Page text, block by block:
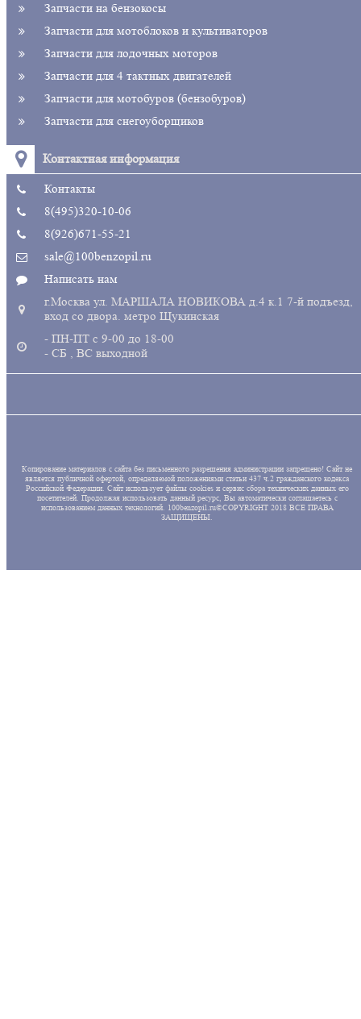
Запчасти на бензокосы
Запчасти для мотоблоков и культиваторов
Запчасти для лодочных моторов
Запчасти для 4 тактных двигателей
Запчасти для мотобуров (бензобуров)
Запчасти для снегоуборщиков
Контактная информация
Контакты
8(495)320-10-06
8(926)671-55-21
sale@100benzopil.ru
Написать нам
г.Москва ул. МАРШАЛА НОВИКОВА д.4 к.1 7-й подъезд,
вход со двора. метро Щукинская
- ПН-ПТ с 9-00 до 18-00
- СБ , ВС выходной
Копирование материалов с сайта без письменного разрешения администрации запрещено! Сайт не
является публичной офертой, определяемой положениями статьи 437 ч.2 гражданского кодекса
Российской Федерации. Сайт использует файлы cookies и сервис сбора технических данных его
посетителей. Продолжая использовать данный ресурс, Вы автоматически соглашаетесь с
использованием данных технологий. 100benzopil.ru©COPYRIGHT 2018 ВСЕ ПРАВА
ЗАЩИЩЕНЫ.